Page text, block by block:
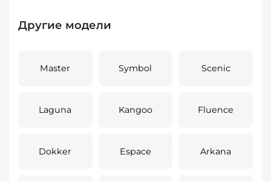
Другие модели
Master Symbol Scenic
Laguna Kangoo Fluence
Dokker Espace Arkana